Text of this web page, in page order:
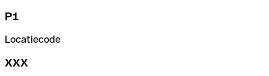
P1
Locatiecode
XXX